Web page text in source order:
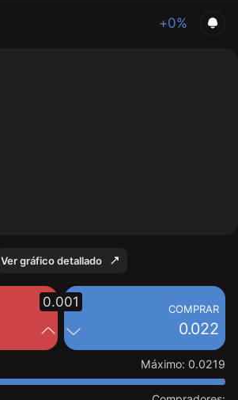
+0%
Ver gráfico detallado
COMPRAR
0.022
0.001
Máximo: 0.0219